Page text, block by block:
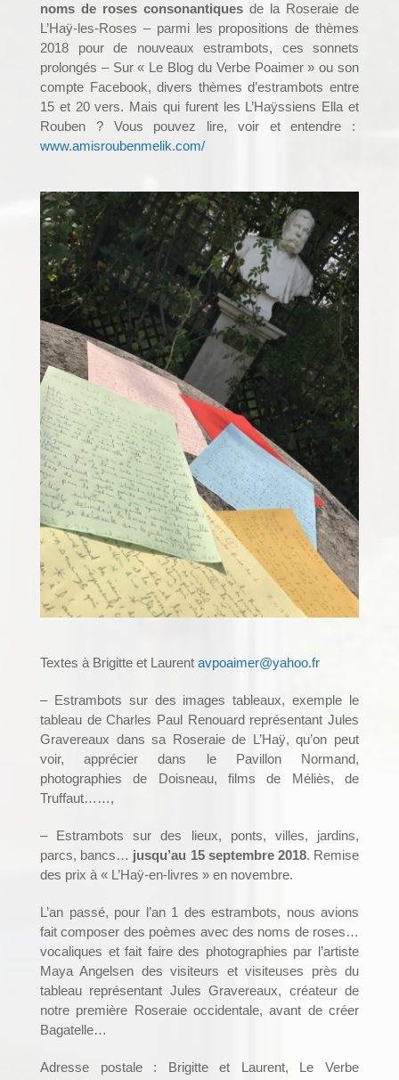
noms de roses consonantiques de la Roseraie de
L’Haÿ-les-Roses – parmi les propositions de thèmes
2018 pour de nouveaux estrambots, ces sonnets
prolongés – Sur « Le Blog du Verbe Poaimer » ou son
compte Facebook, divers thèmes d’estrambots entre
15 et 20 vers. Mais qui furent les L’Haÿssiens Ella et
Rouben ? Vous pouvez lire, voir et entendre :
www.amisroubenmelik.com/
Textes à Brigitte et Laurent avpoaimer@yahoo.fr
– Estrambots sur des images tableaux, exemple le
tableau de Charles Paul Renouard représentant Jules
Gravereaux dans sa Roseraie de L’Haÿ, qu’on peut
voir, apprécier dans le Pavillon Normand,
photographies de Doisneau, films de Méliès, de
Truffaut……,
– Estrambots sur des lieux, ponts, villes, jardins,
parcs, bancs… jusqu’au 15 septembre 2018. Remise
des prix à « L’Haÿ-en-livres » en novembre.
L’an passé, pour l’an 1 des estrambots, nous avions
fait composer des poèmes avec des noms de roses…
vocaliques et fait faire des photographies par l’artiste
Maya Angelsen des visiteurs et visiteuses près du
tableau représentant Jules Gravereaux, créateur de
notre première Roseraie occidentale, avant de créer
Bagatelle…
Adresse postale : Brigitte et Laurent, Le Verbe